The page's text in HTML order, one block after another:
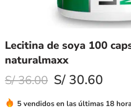
Lecitina de soya 100
naturalmaxx
S/36.00 S/ 30.60
5 vendidos en las últimas 18